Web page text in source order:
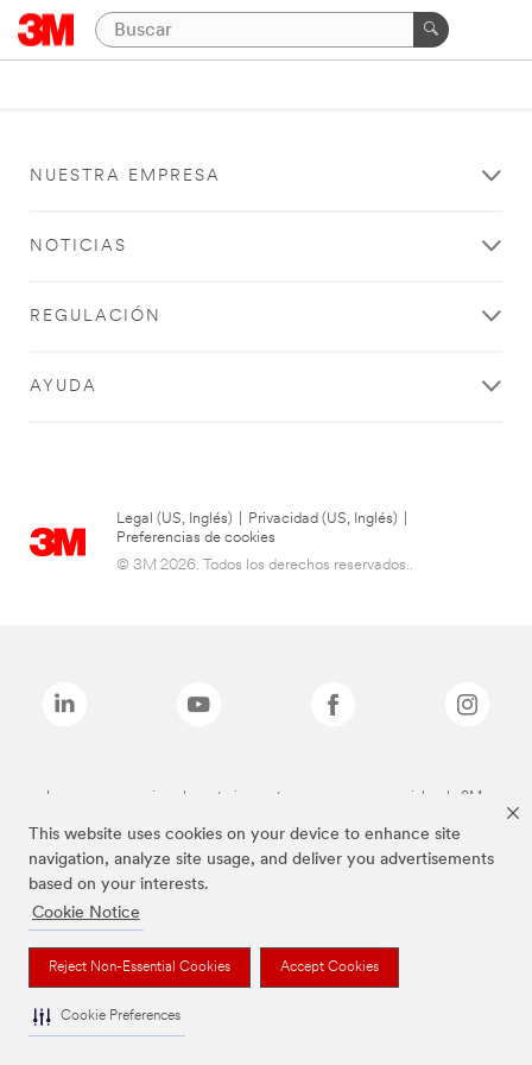
This website uses cookies on your device to enhance site
navigation, analyze site usage, and deliver you advertisements
based on your interests.
Cookie Notice
Reject Non-Essential Cookies Accept Cookies
Cookie Preferences
NUESTRA EMPRESA
NOTICIAS
REGULACIÓN
AYUDA
Legal (US, Inglés) Privacidad (US, Inglés)
Preferencias de cookies
© 3M 2026. Todos los derechos reservados..
Las marcas mencionadas anteriormente son marcas comerciales de 3M.